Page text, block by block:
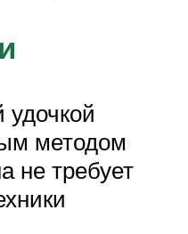
методом
не требует